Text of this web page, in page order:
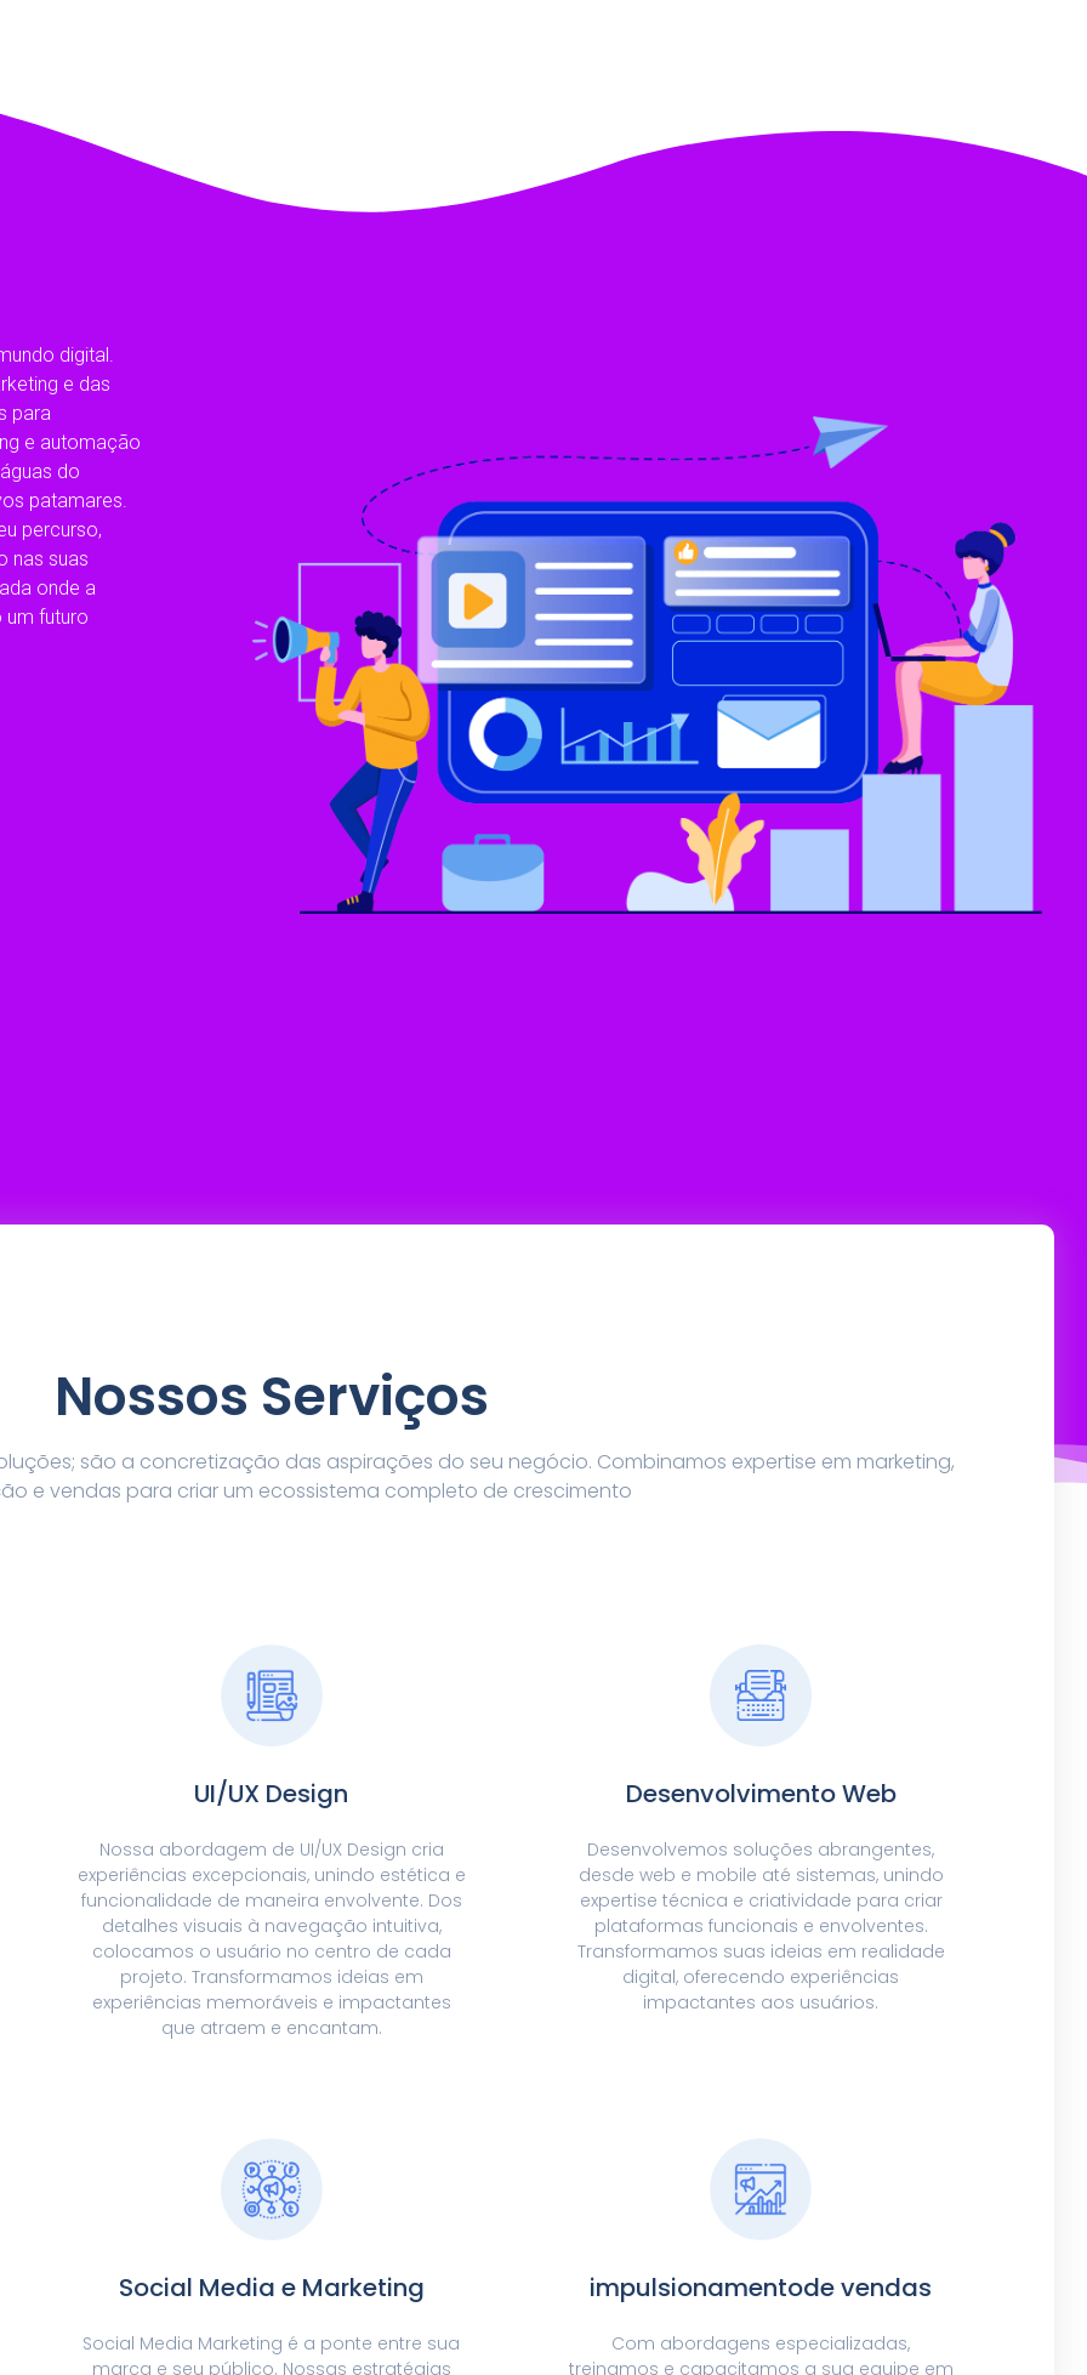
digital.
e das
para
e automação
do
patamares.
percurso,
nas suas
onde a
um futuro
Nossos Serviços
são a concretização das aspirações do seu negócio. Combinamos expertise em marketing,
e vendas para criar um ecossistema completo de crescimento
UI/UX Design
Nossa abordagem de UI/UX Design cria
experiências excepcionais, unindo estética e
funcionalidade de maneira envolvente. Dos
detalhes visuais à navegação intuitiva,
colocamos o usuário no centro de cada
projeto. Transformamos ideias em
experiências memoráveis e impactantes
que atraem e encantam.
Desenvolvimento Web
Desenvolvemos soluções abrangentes,
desde web e mobile até sistemas, unindo
expertise técnica e criatividade para criar
plataformas funcionais e envolventes.
Transformamos suas ideias em realidade
digital, oferecendo experiências
impactantes aos usuários.
Social Media e Marketing
Social Media Marketing é a ponte entre sua
marca e seu público. Nossas estratégias
impulsionamentode vendas
Com abordagens especializadas,
treinamos e capacitamos a sua equipe em